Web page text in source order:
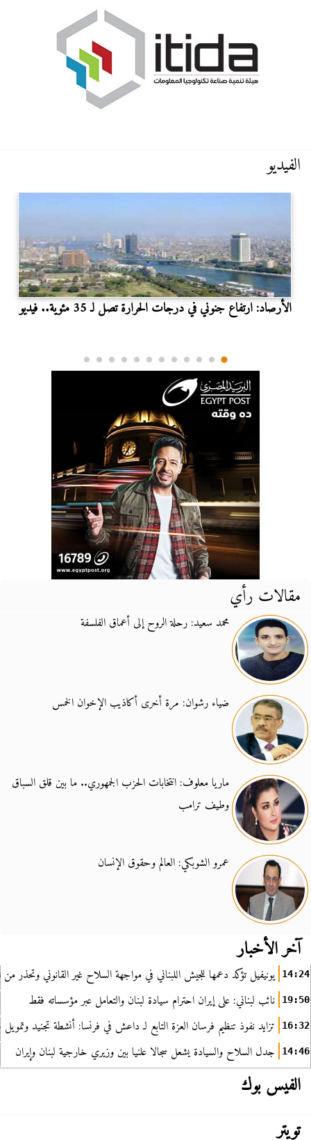
الفيديو
الأرصاد: ارتفاع جنوني في درجات الحرارة تصل لـ 35 مئوية.. فيديو
مقالات رأي
محمد سعيد: رحلة الروح إلى أعماق الفلسفة
ضياء رشوان: مرة أخرى أكاذيب الإخوان الخمس
ماريا معلوف: انتخابات الحزب الجمهوري.. ما بين قلق السباق
وطيف ترامب
عمرو الشوبكي: العالم وحقوق الإنسان
آخر الأخبار
14:24 يونيفيل تؤكد دعمها للجيش اللبناني في مواجهة السلاح غير القانوني وتحذر من
19:50 نائب لبناني: على إيران احترام سيادة لبنان والتعامل عبر مؤسساته فقط
16:32 تزايد نفوذ تنظيم فرسان العزة التابع لـ داعش في فرنسا: أنشطة تجنيد
14:46 جدل السلاح والسيادة يشعل سجالا علنيا بين وزيري خارجية لبنان وإيران
الفيس بوك
تويتر